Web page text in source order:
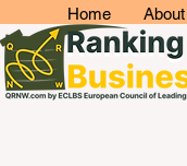
Home About